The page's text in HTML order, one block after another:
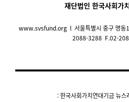
재단법인 한국사회가
www.svsfund.org l 서울특별시 중구 명
2088-3288 F.02-
: 한국사회가치연대기금 뉴스